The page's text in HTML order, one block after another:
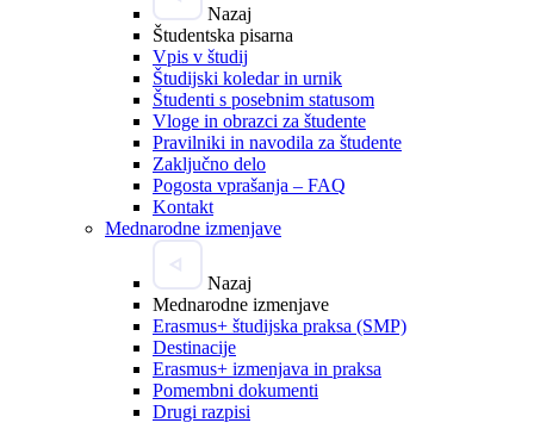
Nazaj
Študentska pisarna
Vpis v študij
Študijski koledar in urnik
Študenti s posebnim statusom
Vloge in obrazci za študente
Pravilniki in navodila za študente
Zaključno delo
Pogosta vprašanja – FAQ
Kontakt
Mednarodne izmenjave
Nazaj
Mednarodne izmenjave
Erasmus+ študijska praksa (SMP)
Destinacije
Erasmus+ izmenjava in praksa
Pomembni dokumenti
Drugi razpisi